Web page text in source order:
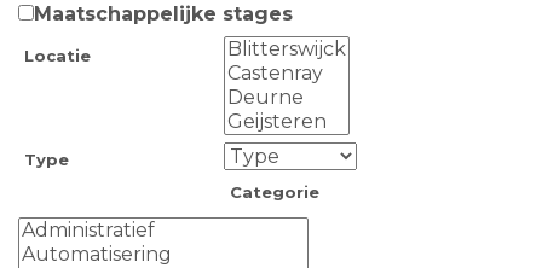
Contact
Maatschappelijke stages
Locatie
Type
Categorie